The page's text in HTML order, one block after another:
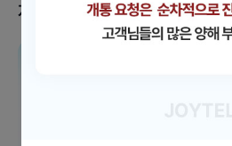
지금 받을 수 있는 혜택